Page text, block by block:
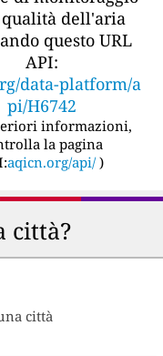
dell'aria
questo URL
API:
data-platform/a
pi/H6742
informazioni,
la pagina
aqicn.org/api/ )
città?
città